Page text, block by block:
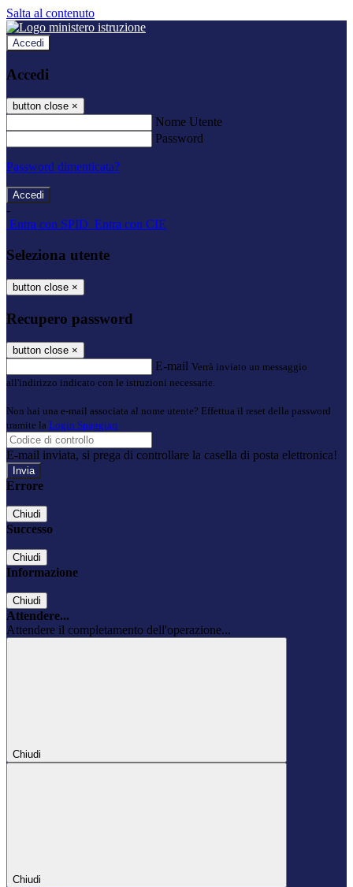
Salta al contenuto
Accedi
Accedi
button close ×
Nome Utente
Password
Password dimenticata?
-
Entra con SPID Entra con CIE
Seleziona utente
button close ×
Recupero password
button close ×
E-mail Verrà inviato un messaggio
all'indirizzo indicato con le istruzioni necessarie.
Non hai una e-mail associata al nome utente? Effettua il reset della password
tramite la Login Spaggiari
E-mail inviata, si prega di controllare la casella di posta elettronica!
Errore
Chiudi
Successo
Chiudi
Informazione
Chiudi
Attendere...
Attendere il completamento dell'operazione...
Chiudi
Chiudi